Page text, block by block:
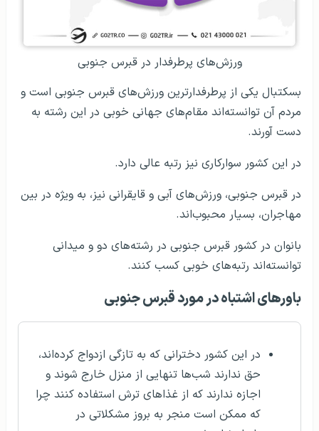
ورزش‌های پرطرفدار در قبرس جنوبی
بسکتبال یکی از پرطرفدارترین ورزش‌های قبرس جنوبی است و
مردم آن توانسته‌اند مقام‌های جهانی خوبی در این رشته به
دست آورند.
در این کشور سوارکاری نیز رتبه عالی دارد.
در قبرس جنوبی، ورزش‌های آبی و قایقرانی نیز، به ویژه در بین
مهاجران، بسیار محبوب‌اند.
بانوان در کشور قبرس جنوبی در رشته‌های دو و میدانی
توانسته‌اند رتبه‌های خوبی کسب کنند.
باورهای اشتباه در مورد قبرس جنوبی
در این کشور دخترانی که به تازگی ازدواج کرده‌اند،
حق ندارند شب‌ها تنهایی از منزل خارج شوند و
اجازه ندارند که از غذاهای ترش استفاده کنند چرا
که ممکن است منجر به بروز مشکلاتی در